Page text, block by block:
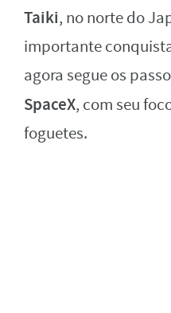
Taiki, no norte do
importante
agora segue os
SpaceX, com seu
foguetes.